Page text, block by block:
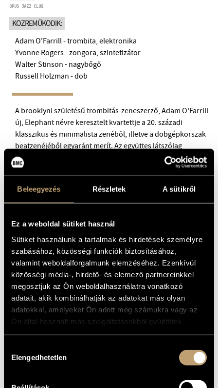
Beleegyezés Részletek A sütikről
Ez a weboldal sütiket használ
Sütiket használunk a tartalmak és hirdetések személyre
szabásához, közösségi funkciók biztosításához,
valamint weboldalforgalmunk elemzéséhez. Ezenkívül
közösségi média-, hirdető- és elemező partnereinkkel
megosztjuk az Ön weboldalhasználatra vonatkozó
adatait, akik kombinálhatják az adatokat más olyan
adatokkal, amelyeket Ön adott meg számukra vagy az
Ön által használt más szolgáltatásokból gyűjtöttek.
kiválasztása
Elengedhetetlen
BMC RECORDS
ZENEI INFORMÁCIÓS KÖZPONT ÉS KÖNYVTÁR
BMC NEMZETKÖZI CIMBALOMVERSENY 2019
OPUS JAZZ CLUB
KÖZREMŰKÖDIK:
Adam O'Farrill - trombita, elektronika
Yvonne Rogers - zongora, szintetizátor
Walter Stinson - nagybőgő
Russell Holzman - dob
A brooklyni születésű trombitás-zeneszerző, Adam O’Farrill
új, Elephant névre keresztelt kvartettje a 20. századi
klasszikus és minimalista zenéből, illetve a dobgépkorszak
beatzenéjéből egyaránt merít. Az együttes látszólag
széttartó impulzusokat egyensúlyoz ki: zenéjükben a
jazzkvartett hagyományában rejlő szabadság és a kis
mint Reich, Sakamoto és Britten türelme és tág érzelmi
spektruma, vagy a kortárs tánczene sürgető izgatottsága. A
együttműködései olyan pályatársakkal, mint Hiromi, Mary
Halvorson vagy Mulatu Astatke.